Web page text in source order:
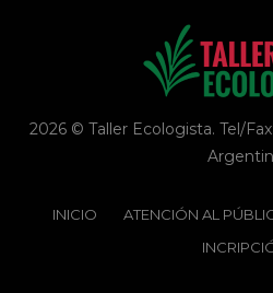
2026 © Taller Ecologista. Tel/
INICIO ATENCIÓN AL